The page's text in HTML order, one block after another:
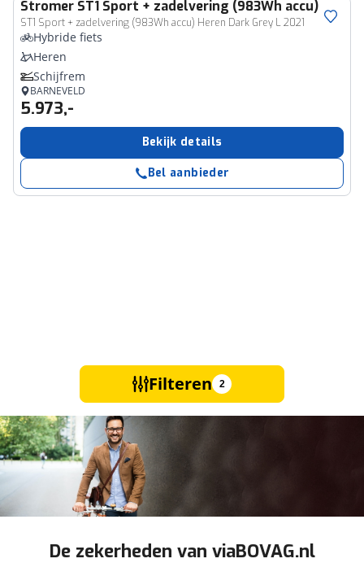
Stromer ST1 Sport + zadelvering (983Wh accu)
ST1 Sport + zadelvering (983Wh accu) Heren Dark Grey L 2021
Hybride fiets
Heren
Schijfrem
BARNEVELD
5.973,-
Bekijk details
Bel aanbieder
Filteren 2
De zekerheden van viaBOVAG.nl